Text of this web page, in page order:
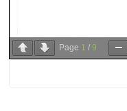
Page 1 / 9